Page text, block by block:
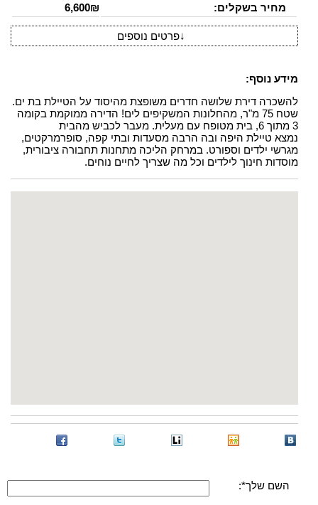
מחיר בשקלים:
6,600₪
↓פרטים נוספים
מידע נוסף:
להשכרה דירת שלושה חדרים משופצת מהיסוד על הטיילת בת ים.
שטח 75 מ"ר, מהחלונות המשקיפים לים! הדירה ממוקמת בקומה
3 מתוך 6, בית מטופח עם מעלית. מעבר לכביש מהבית
נמצא טיילת היפה ובה הרבה מסעדות ובתי קפה, סופרמרקטים,
מגרשי ילדים וספורט. במרחק הליכה מתחנות תחבורה ציבורית,
מוסדות חינוך לילדים וכל מה שצריך לחיים נוחים.
השם שלך*: